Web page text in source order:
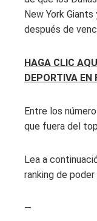
New York
después de
HAGA CLIC
DEPORTIVA EN
Entre los
que fuera del
Lea a
ranking de
—